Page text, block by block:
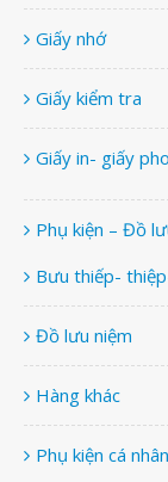
Giấy nhớ
Giấy kiểm tra
Giấy in- giấy
Phụ kiện – Đồ
Bưu thiếp-
Đồ lưu niệm
Hàng khác
Phụ kiện cá nhân